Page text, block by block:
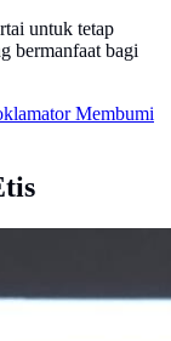
untuk tetap
bermanfaat bagi
Membumi